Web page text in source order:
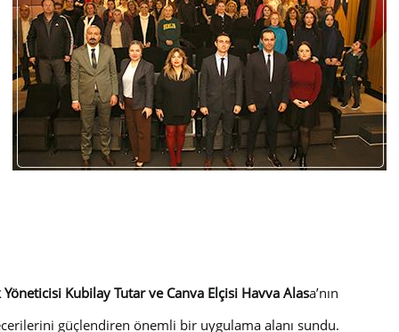
Kubilay Tutar ve Canva Elçisi Havva Alasa’nın
güçlendiren önemli bir uygulama alanı sundu.